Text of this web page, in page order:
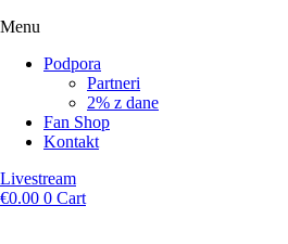
Menu
Podpora
Partneri
2% z dane
Fan Shop
Kontakt
Livestream
€0.00 0 Cart